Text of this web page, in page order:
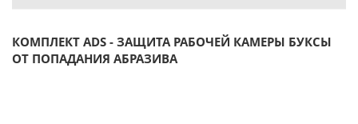
КОМПЛЕКТ ADS - ЗАЩИТА РАБОЧЕЙ КАМЕРЫ БУКСЫ
ОТ ПОПАДАНИЯ АБРАЗИВА